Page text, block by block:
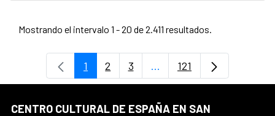
Mostrando el intervalo 1 - 20 de 2.411 resultados.
Página
1 Página
2 Página
3 ...Páginas intermedias Use
Página
121
CENTRO CULTURAL DE ESPAÑA EN SAN